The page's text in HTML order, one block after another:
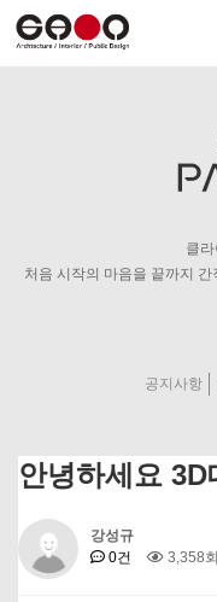
Contact us
클
처음 시작의 마음을 끝까지
공지사항
안녕하세요
강성규
0건
3,358회